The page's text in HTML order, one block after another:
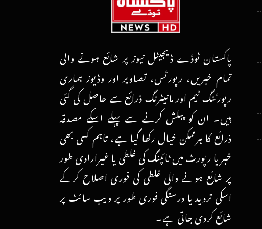
پاکستان ٹوڈے ڈیجیٹل نیوز پر شائع ہونے والی
تمام خبریں، رپورٹس، تصاویر اور وڈیوز ہماری
رپورٹنگ ٹیم اور مانیٹرنگ ذرائع سے حاصل کی گئی
ہیں۔ ان کو پبلش کرنے سے پہلے اسکے مصدقہ
ذرائع کا ہرممکن خیال رکھا گیا ہے، تاہم کسی بھی
خبر یا رپورٹ میں ٹائپنگ کی غلطی یا غیرارادی طور
پر شائع ہونے والی غلطی کی فوری اصلاح کرکے
اسکی تردید یا درستگی فوری طور پر ویب سائٹ پر
شائع کردی جاتی ہے۔